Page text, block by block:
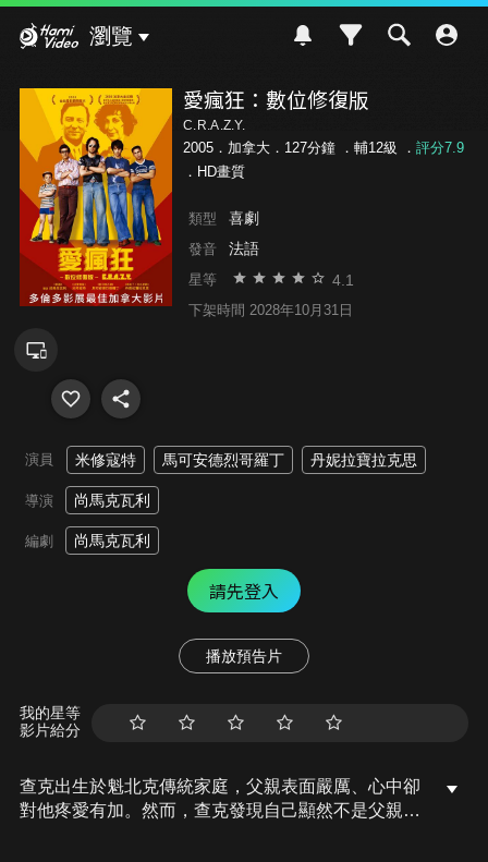
瀏覽
愛瘋狂：數位修復版
C.R.A.Z.Y.
2005．加拿大．127分鐘 ． 輔12級 ． 評分7.9
．HD畫質
類型 喜劇
發音 法語
星等 4.1
下架時間 2028年10月31日
演員 米修寇特 馬可安德烈哥羅丁 丹妮拉寶拉克思
導演 尚馬克瓦利
編劇 尚馬克瓦利
請先登入
播放預告片
我的星等
影片給分
查克出生於魁北克傳統家庭，父親表面嚴厲、心中卻
對他疼愛有加。然而，查克發現自己顯然不是父親所